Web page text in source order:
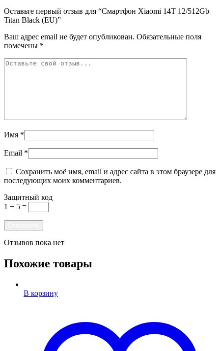
Оставьте первый отзыв для “Смартфон Xiaomi 14T 12/512Gb
Titan Black (EU)”
Ваш адрес email не будет опубликован. Обязательные поля
помечены *
Имя *
Email *
Сохранить моё имя, email и адрес сайта в этом браузере для
последующих моих комментариев.
Защитный код
1 + 5 =
Отзывов пока нет
Похожие товары
В корзину